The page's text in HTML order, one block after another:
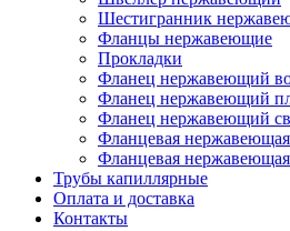
Шестигранник
Фланцы нержавеющие
Прокладки
Фланец нержавеющий
Фланец нержавеющий
Фланец нержавеющий
Фланцевая нержавеющая
Фланцевая нержавеющая
Трубы капиллярные
Оплата и доставка
Контакты